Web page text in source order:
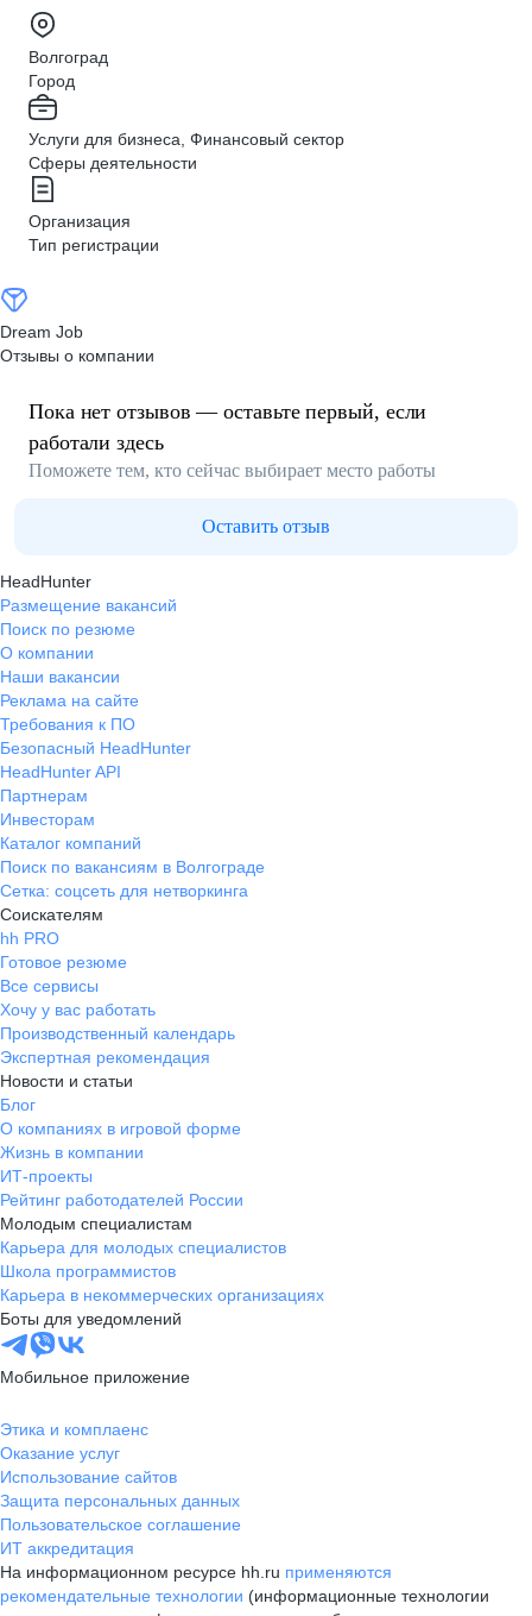
Волгоград
Город
Услуги для бизнеса, Финансовый сектор
Сферы деятельности
Организация
Тип регистрации
Dream Job
Отзывы о компании
Пока нет отзывов — оставьте первый, если
работали здесь
Поможете тем, кто сейчас выбирает место работы
Оставить отзыв
HeadHunter
Размещение вакансий
Поиск по резюме
О компании
Наши вакансии
Реклама на сайте
Требования к ПО
Безопасный HeadHunter
HeadHunter API
Партнерам
Инвесторам
Каталог компаний
Поиск по вакансиям в Волгограде
Сетка: соцсеть для нетворкинга
Соискателям
hh PRO
Готовое резюме
Все сервисы
Хочу у вас работать
Производственный календарь
Экспертная рекомендация
Новости и статьи
Блог
О компаниях в игровой форме
Жизнь в компании
ИТ-проекты
Рейтинг работодателей России
Молодым специалистам
Карьера для молодых специалистов
Школа программистов
Карьера в некоммерческих организациях
Боты для уведомлений
Мобильное приложение
Этика и комплаенс
Оказание услуг
Использование сайтов
Защита персональных данных
Пользовательское соглашение
ИТ аккредитация
На информационном ресурсе hh.ru применяются
рекомендательные технологии (информационные технологии